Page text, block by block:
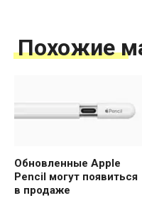
Похожие
Обновленные Apple
Pencil могут появиться
в продаже